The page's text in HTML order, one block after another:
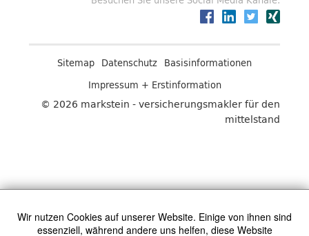
Sitemap Datenschutz Basisinformationen
Impressum + Erstinformation
© 2026 markstein - versicherungsmakler für den
mittelstand
Wir nutzen Cookies auf unserer Website. Einige von ihnen sind
essenziell, während andere uns helfen, diese Website